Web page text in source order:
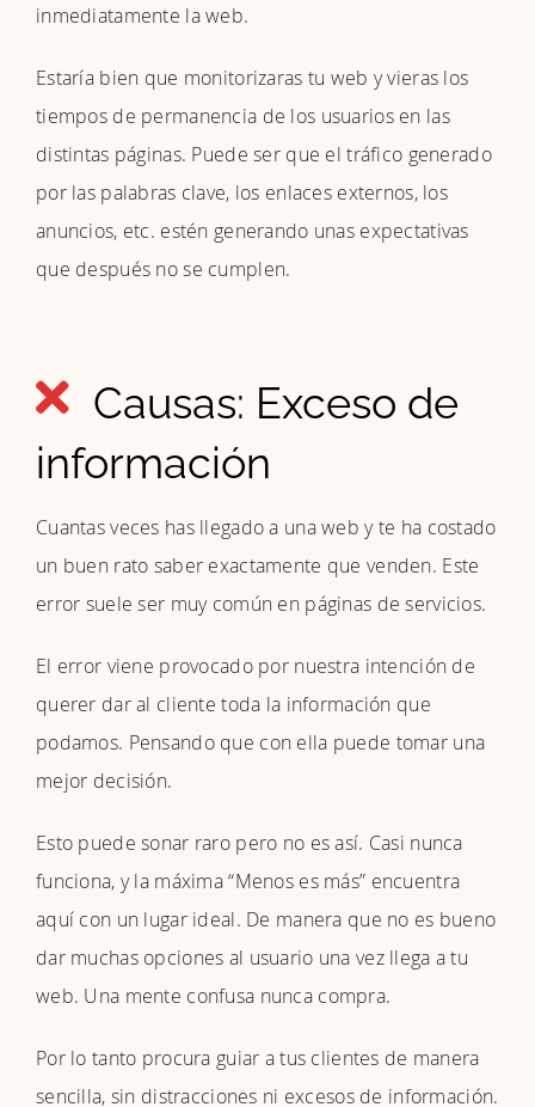
inmediatamente la web.
Estaría bien que monitorizaras tu web y vieras los
tiempos de permanencia de los usuarios en las
distintas páginas. Puede ser que el tráfico generado
por las palabras clave, los enlaces externos, los
anuncios, etc. estén generando unas expectativas
que después no se cumplen.
Causas: Exceso de
información
Cuantas veces has llegado a una web y te ha costado
un buen rato saber exactamente que venden. Este
error suele ser muy común en páginas de servicios.
El error viene provocado por nuestra intención de
querer dar al cliente toda la información que
podamos. Pensando que con ella puede tomar una
mejor decisión.
Esto puede sonar raro pero no es así. Casi nunca
funciona, y la máxima “Menos es más” encuentra
aquí con un lugar ideal. De manera que no es bueno
dar muchas opciones al usuario una vez llega a tu
web. Una mente confusa nunca compra.
Por lo tanto procura guiar a tus clientes de manera
sencilla, sin distracciones ni excesos de información.